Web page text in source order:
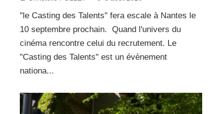
"le Casting des Talents" fera escale à Nantes le
10 septembre prochain. Quand l'univers du
cinéma rencontre celui du recrutement. Le
"Casting des Talents" est un évènement
nationa...